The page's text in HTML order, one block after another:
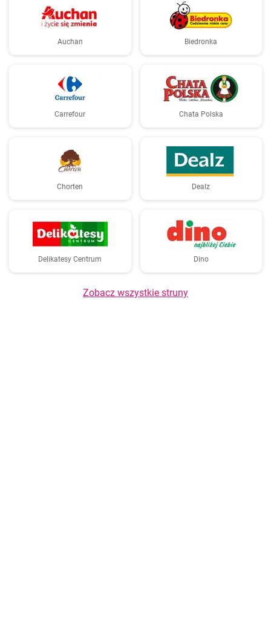
Auchan Biedronka
Carrefour Chata Polska
Chorten Dealz
Delikatesy Centrum Dino
Zobacz wszystkie struny